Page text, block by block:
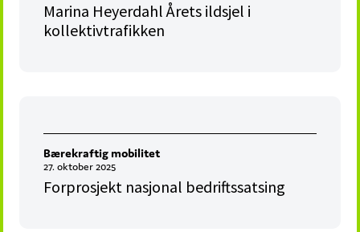
Marina Heyerdahl Årets ildsjel i
kollektivtrafikken
Bærekraftig mobilitet
27. oktober 2025
Forprosjekt nasjonal bedriftssatsing